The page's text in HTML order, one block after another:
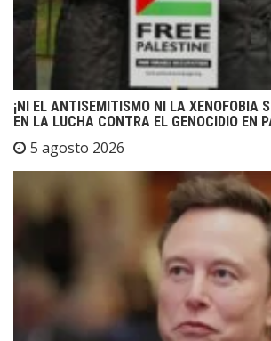
¡NI EL ANTISEMITISMO NI LA XENOFOBIA
EN LA LUCHA CONTRA EL GENOCIDIO EN
5 agosto 2026